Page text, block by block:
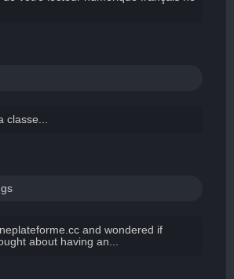
about having an...